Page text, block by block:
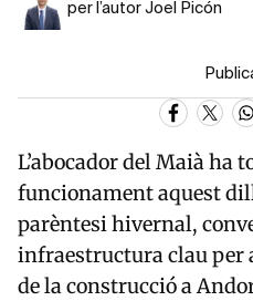
per l’autor Joel Picón
L’abocador del Maià ha
funcionament aquest
parèntesi hivernal,
infraestructura clau per
de la construcció a